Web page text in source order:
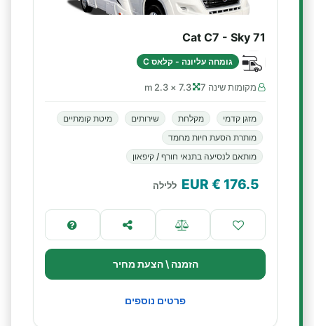
Cat C7 - Sky 71
גומחה עליונה - קלאס C
מקומות שינה 7 7.3 × 2.3 m
מזגן קדמי מקלחת שירותים
מיטת קומתיים
מותרת הסעת חיות מחמד
מותאם לנסיעה בתנאי חורף / קיפאון
176.5
€ EUR ללילה
הזמנה \ הצעת מחיר
פרטים נוספים